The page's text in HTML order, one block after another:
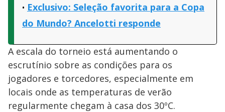
Exclusivo: Seleção favorita para a Copa
do Mundo? Ancelotti responde
A escala do torneio está aumentando o
escrutínio sobre as condições para os
jogadores e torcedores, especialmente em
locais onde as temperaturas de verão
regularmente chegam à casa dos 30ºC.